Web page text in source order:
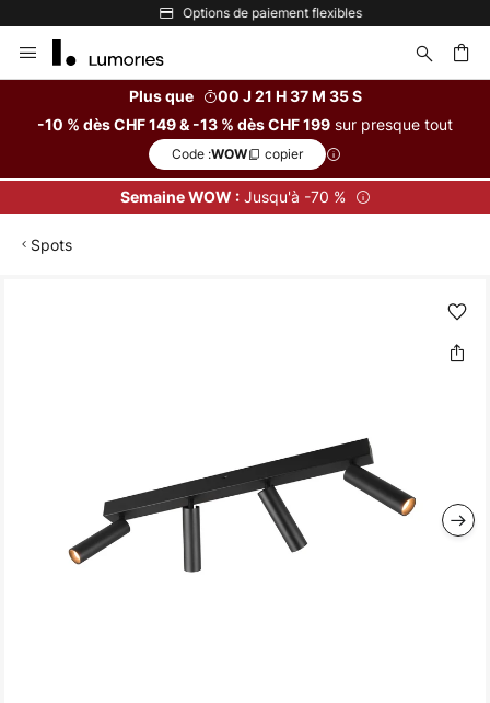
Options de paiement flexibles
Allez
au
Plus que
00 J 21 H 37 M 35 S
-10 % dès CHF 149 & -13 % dès CHF 199 sur presque tout
Code :WOW copier
Semaine WOW :Jusqu'à -70 %
Spots